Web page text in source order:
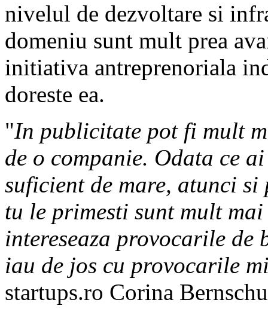
nivelul de dezvoltare si
domeniu sunt mult prea
initiativa antreprenoriala
doreste ea.
"In publicitate pot fi mult
de o companie. Odata ce
suficient de mare, atunci si
tu le primesti sunt mult
intereseaza provocarile de
iau de jos cu provocarile
startups.ro Corina